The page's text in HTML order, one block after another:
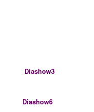
Diashow3
Diashow6